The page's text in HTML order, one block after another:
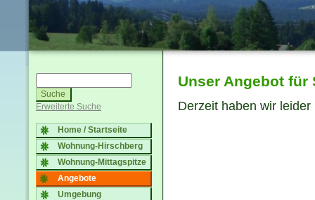
Erweiterte Suche
Home / Startseite
Wohnung-Hirschberg
Wohnung-Mittagspitze
Angebote
Umgebung
Unser Angebot für
Derzeit haben wir